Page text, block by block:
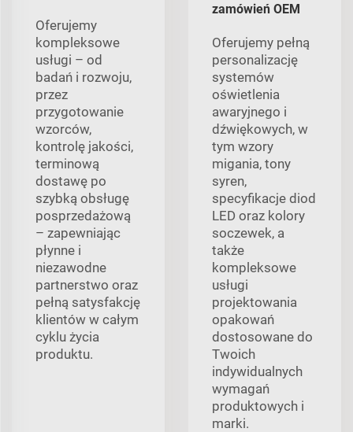
Oferujemy
kompleksowe
usługi – od
badań i rozwoju,
przez
przygotowanie
wzorców,
kontrolę jakości,
terminową
dostawę po
szybką obsługę
posprzedażową
– zapewniając
płynne i
niezawodne
partnerstwo oraz
pełną satysfakcję
klientów w całym
cyklu życia
produktu.
zamówień OEM
Oferujemy pełną
personalizację
systemów
oświetlenia
awaryjnego i
dźwiękowych, w
tym wzory
migania, tony
syren,
specyfikacje diod
LED oraz kolory
soczewek, a
także
kompleksowe
usługi
projektowania
opakowań
dostosowane do
Twoich
indywidualnych
wymagań
produktowych i
marki.